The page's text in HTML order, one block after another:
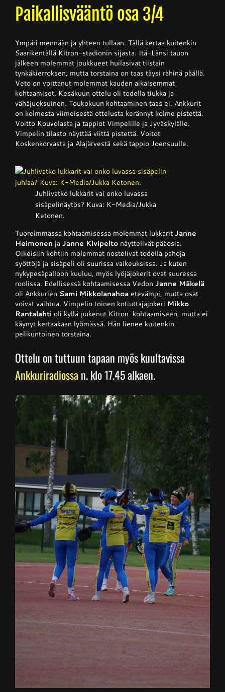
Fanituotteet
Palvelut
Info
Paikallisvääntö osa 3/4
Ympäri mennään ja yhteen tullaan. Tällä kertaa kuitenkin
Saarikentällä Kitron-stadionin sijasta. Itä-Länsi tauon
jälkeen molemmat joukkueet huilasivat tiistain
tynkäkierroksen, mutta torstaina on taas täysi rähinä päällä.
Veto on voittanut molemmat kauden aikaisemmat
kohtaamiset. Kesäkuun ottelu oli todella tiukka ja
vähäjuoksuinen. Toukokuun kohtaaminen taas ei. Ankkurit
on kolmesta viimeisestä ottelusta kerännyt kolme pistettä.
Voitto Kouvolasta ja tappiot Vimpelille ja Jyväskylälle.
Vimpelin tilasto näyttää viittä pistettä. Voitot
Koskenkorvasta ja Alajärvestä sekä tappio Joensuulle.
Juhlivatko lukkarit vai onko luvassa
sisäpelinäytös? Kuva: K-Media/Jukka
Ketonen.
Tuoreimmassa kohtaamisessa molemmat lukkarit Janne
Heimonen ja Janne Kivipeltonäyttelivät pääosia.
Oikeisiin kohtiin molemmat nostelivat todella pahoja
syöttöjä ja sisäpeli oli suurissa vaikeuksissa. Ja kuten
nykypesäpalloon kuuluu, myös lyöjäjokerit ovat suuressa
roolissa. Edellisessä kohtaamisessa Vedon Janne Mäkelä
oli Ankkurien Sami Mikkolanahoaetevämpi, mutta osat
voivat vaihtua. Vimpelin toinen kotiuttajajokeri Mikko
Rantalahti oli kyllä pukenut Kitron-kohtaamiseen, mutta ei
käynyt kertaakaan lyömässä. Hän lienee kuitenkin
pelikuntoinen torstaina.
Ottelu on tuttuun tapaan myös kuultavissa
Ankkuriradiossa n. klo 17.45 alkaen.